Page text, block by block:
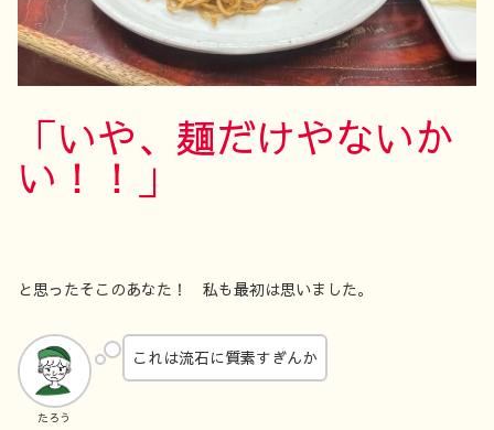
「いや、麺だけやないか
い！！」
と思ったそこのあなた！ 私も最初は思いました。
たろう
これは流石に質素すぎんか